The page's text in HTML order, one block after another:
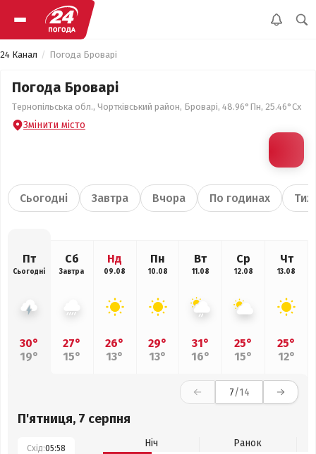
24 Канал Погода Броварі
Погода Броварі
Тернопільська обл., Чортківський район, Броварі, 48.96°Пн, 25.46°Сх
Змінити місто
Сьогодні Завтра Вчора По годинах
Пт
Сьогодні
30°
19°
Сб
Завтра
27°
15°
Нд
09.08
26°
13°
Пн
10.08
29°
13°
Вт
11.08
31°
16°
Ср
12.08
25°
15°
Чт
13.08
25°
12°
7/14
П'ятниця, 7 серпня
Схід:05:58 Ніч
Ранок